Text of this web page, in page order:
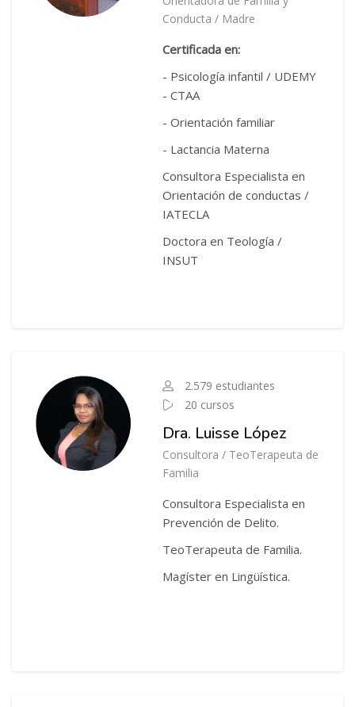
Conducta / Madre
Certificada en:
- Psicología infantil / UDEMY
- CTAA
- Orientación familiar
- Lactancia Materna
Consultora Especialista en
Orientación de conductas /
IATECLA
Doctora en Teología /
INSUT
2.579 estudiantes
20 cursos
Dra. Luisse López
Consultora / TeoTerapeuta de
Familia
Consultora Especialista en
Prevención de Delito.
TeoTerapeuta de Familia.
Magíster en Lingüística.